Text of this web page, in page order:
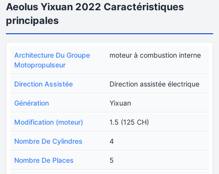
Aeolus Yixuan 2022 Caractéristiques
principales
Architecture Du Groupe
Motopropulseur
moteur à combustion interne
Direction Assistée Direction assistée électrique
Génération Yixuan
Modification (moteur) 1.5 (125 CH)
Nombre De Cylindres 4
Nombre De Places 5